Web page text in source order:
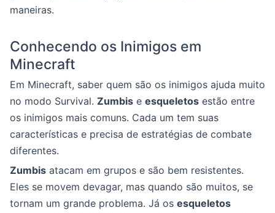
maneiras.
Conhecendo os Inimigos em
Minecraft
Em Minecraft, saber quem são os inimigos ajuda muito
no modo Survival. Zumbis e esqueletos estão entre
os inimigos mais comuns. Cada um tem suas
características e precisa de estratégias de combate
diferentes.
Zumbis atacam em grupos e são bem resistentes.
Eles se movem devagar, mas quando são muitos, se
tornam um grande problema. Já os esqueletos